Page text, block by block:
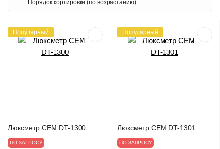
Популярный
Люксметр CEM DT-1300
ПО ЗАПРОСУ
Популярный
Люксметр CEM DT-1301
ПО ЗАПРОСУ